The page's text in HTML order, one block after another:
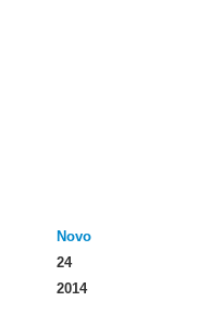
Novo
24
2014